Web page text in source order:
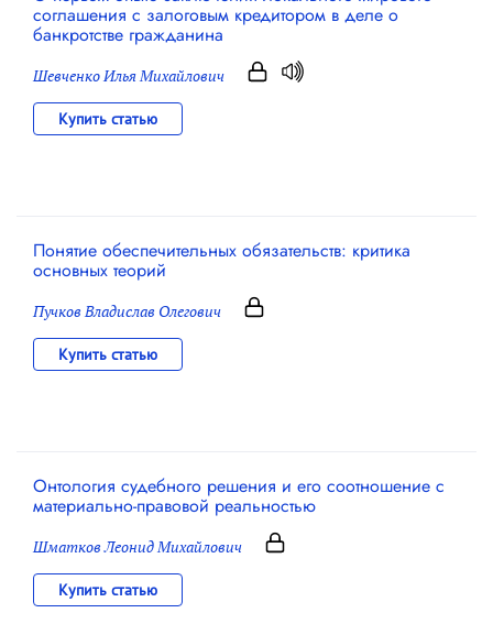
соглашения с залоговым кредитором в деле о
банкротстве гражданина
Шевченко Илья Михайлович
Купить статью
Понятие обеспечительных обязательств: критика
основных теорий
Пучков Владислав Олегович
Купить статью
Онтология судебного решения и его соотношение с
материально-правовой реальностью
Шматков Леонид Михайлович
Купить статью